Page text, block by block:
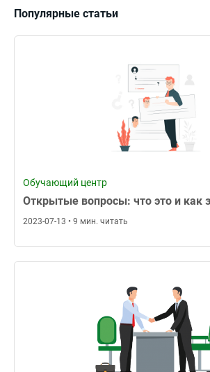
Популярные статьи
Обучающий центр
Открытые вопросы: что это и как
2023-07-13 • 9 мин. читать